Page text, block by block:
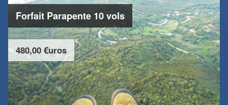
Forfait Parapente 10 vols
480,00 €uros